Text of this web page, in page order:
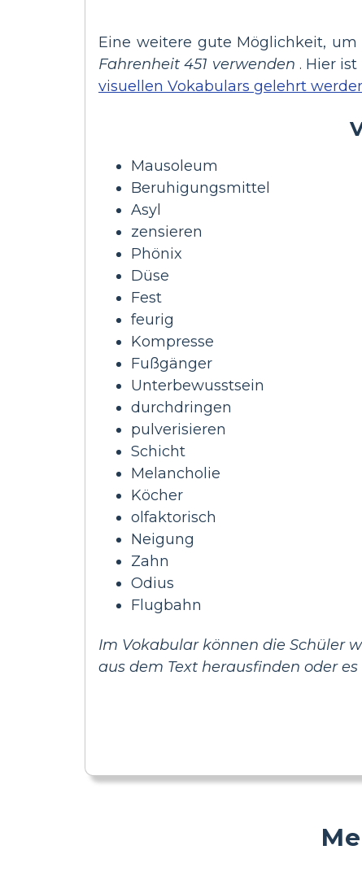
Eine weitere gute Möglichkeit,
Fahrenheit 451 verwenden . Hier
visuellen Vokabulars gelehrt
Mausoleum
Beruhigungsmittel
Asyl
zensieren
Phönix
Düse
Fest
feurig
Kompresse
Fußgänger
Unterbewusstsein
durchdringen
pulverisieren
Schicht
Melancholie
Köcher
olfaktorisch
Neigung
Zahn
Odius
Flugbahn
Im Vokabular können die Schüler
aus dem Text herausfinden oder